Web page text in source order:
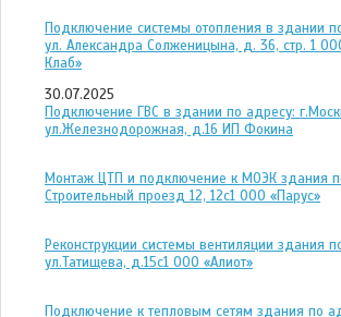
Подключение системы отопления в здании
ул. Александра Солженицына, д. 36, стр. 1
Клаб»
30.07.2025
Подключение ГВС в здании по адресу:
ул.Железнодорожная, д.16 ИП Фокина
Монтаж ЦТП и подключение к МОЭК здания
Строительный проезд 12, 12с1 ООО «Парус»
Реконструкции системы вентиляции здания
ул.Татищева, д.15с1 ООО «Алиот»
Подключение к тепловым сетям здания по